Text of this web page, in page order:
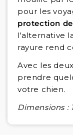
pour les
protection
l'alternative
rayure rend
Avec les
prendre
votre chien.
Dimensions :